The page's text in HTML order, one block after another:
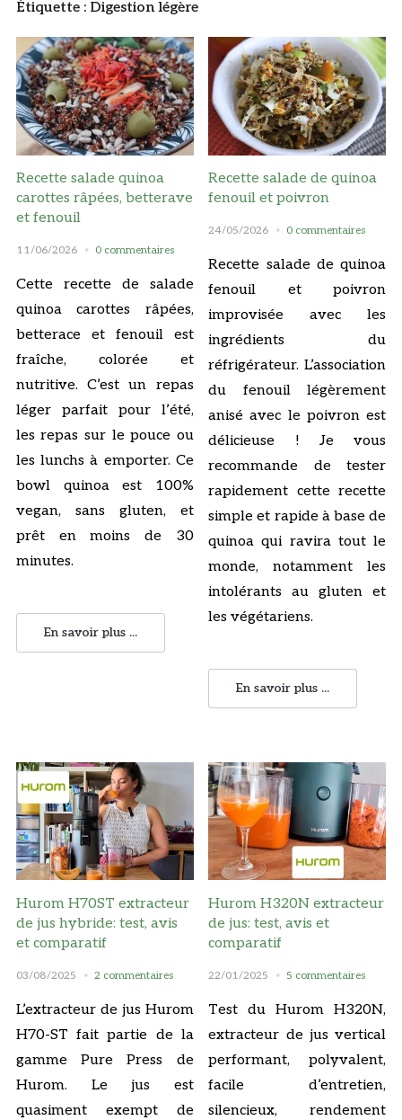
Étiquette : Digestion légère
Recette salade quinoa
carottes râpées, betterave
et fenouil
11/06/2026 0 commentaires
Cette recette de salade
quinoa carottes râpées,
betterace et fenouil est
fraîche, colorée et
nutritive. C’est un repas
léger parfait pour l’été,
les repas sur le pouce ou
les lunchs à emporter. Ce
bowl quinoa est 100%
vegan, sans gluten, et
prêt en moins de 30
minutes.
En savoir plus ...
Recette salade de quinoa
fenouil et poivron
24/05/2026 0 commentaires
Recette salade de quinoa
fenouil et poivron
improvisée avec les
ingrédients du
réfrigérateur. L’association
du fenouil légèrement
anisé avec le poivron est
délicieuse ! Je vous
recommande de tester
rapidement cette recette
simple et rapide à base de
quinoa qui ravira tout le
monde, notamment les
intolérants au gluten et
les végétariens.
En savoir plus ...
Hurom H70ST extracteur
de jus hybride: test, avis
et comparatif
03/08/2025 2 commentaires
L’extracteur de jus Hurom
H70-ST fait partie de la
gamme Pure Press de
Hurom. Le jus est
quasiment exempt de
Hurom H320N extracteur
de jus: test, avis et
comparatif
22/01/2025 5 commentaires
Test du Hurom H320N,
extracteur de jus vertical
performant, polyvalent,
facile d’entretien,
silencieux, rendement